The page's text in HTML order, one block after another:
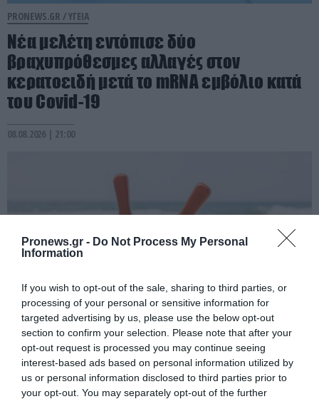
Pronews.gr - Do Not Process My Personal
Information
If you wish to opt-out of the sale, sharing to third parties, or
processing of your personal or sensitive information for
targeted advertising by us, please use the below opt-out
section to confirm your selection. Please note that after your
opt-out request is processed you may continue seeing
interest-based ads based on personal information utilized by
us or personal information disclosed to third parties prior to
your opt-out. You may separately opt-out of the further
PRONEWS.GR /ΥΓΕΙΑ
Νέα μελέτη εντόπισε δύο
βραχυπρόθεσμες αλλαγές στον
κερατοειδή μετά το mRNA εμβόλιο κατά
του Covid-19
08.08.2026 | 21:00
PRONEWS.GR /ΦΥΣΙΚΗ ΚΑΤΑΣΤΑΣΗ
Ρακέτες στην παραλία: Η καλοκαιρινή
διασκέδαση που γυμνάζει όλο το σώμα